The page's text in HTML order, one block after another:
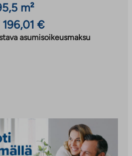
m²
€
asumisoikeusmaksu